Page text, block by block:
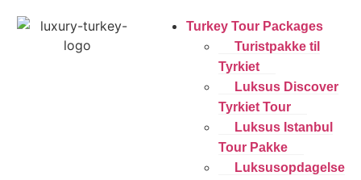
Turkey Tour Packages
Turistpakke til
Tyrkiet
Luksus Discover
Tyrkiet Tour
Luksus Istanbul
Tour Pakke
Luksusopdagelse